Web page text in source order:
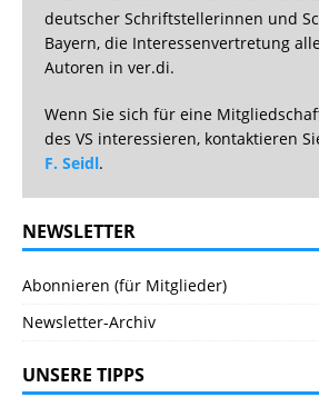
deutscher Schriftstellerinnen und
Bayern, die Interessenvertretung
Autoren in ver.di.
Wenn Sie sich für eine
des VS interessieren, kontaktieren
F. Seidl.
NEWSLETTER
Abonnieren (für Mitglieder)
Newsletter-Archiv
UNSERE TIPPS